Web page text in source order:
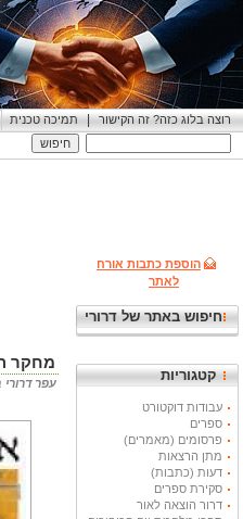
רוצה בלוג כזה? זה הקישור | תמיכה טכנית
הוספת כתבות אורח
לאתר
חיפוש באתר של דרורי
קטגוריות
עבודות דוקטורט
ספרים
פרסומים (מאמרים)
מתן הרצאות
דעות (כתבות)
סקירת ספרים
דרור הוצאה לאור
מחקר
עפר דרורי